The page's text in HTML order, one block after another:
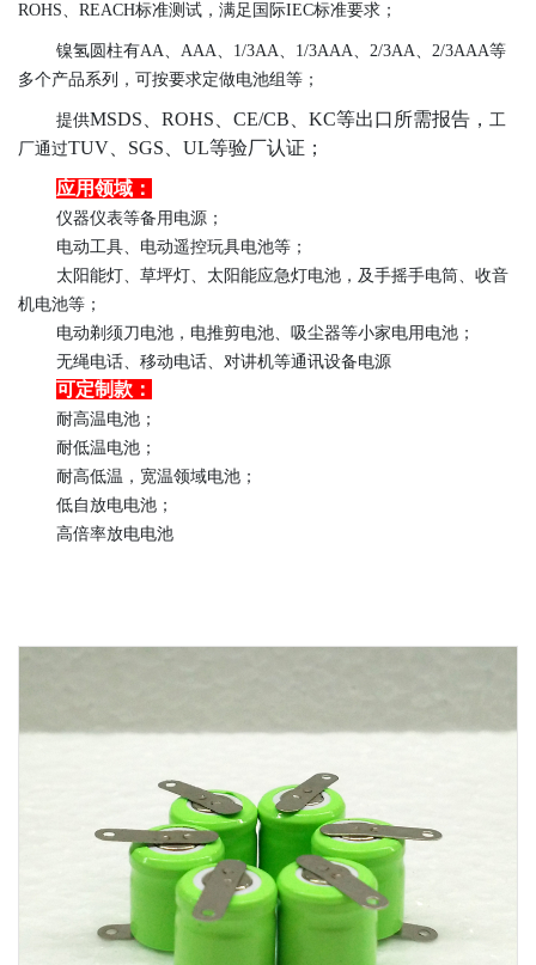
ROHS、REACH标准测试，满足国际IEC标准要求；
镍氢圆柱有AA、AAA、1/3AA、1/3AAA、2/3AA、2/3AAA等
多个产品系列，可按要求定做电池组等；
提供MSDS、ROHS、CE/CB、KC等出口所需报告， 工
厂通过TUV、SGS、UL等验厂认证；
应用领域：
仪器仪表等备用电源；
电动工具、电动遥控玩具电池等；
太阳能灯、草坪灯、太阳能应急灯电池，及手摇手电筒、收音
机电池等；
电动剃须刀电池，电推剪电池、吸尘器等小家电用电池；
无绳电话、移动电话、对讲机等通讯设备电源
可定制款：
耐高温电池；
耐低温电池；
耐高低温，宽温领域电池；
低自放电电池；
高倍率放电电池